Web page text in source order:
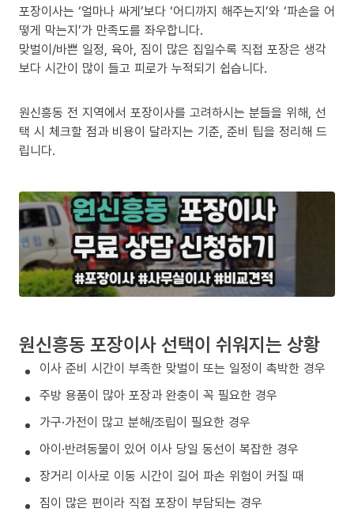
포장이사는 ‘얼마나 싸게’보다 ‘어디까지 해주는지’와 ‘파손을 어
떻게 막는지’가 만족도를 좌우합니다.
맞벌이/바쁜 일정, 육아, 짐이 많은 집일수록 직접 포장은 생각
보다 시간이 많이 들고 피로가 누적되기 쉽습니다.
원신흥동 전 지역에서 포장이사를 고려하시는 분들을 위해, 선
택 시 체크할 점과 비용이 달라지는 기준, 준비 팁을 정리해 드
립니다.
원신흥동 포장이사 선택이 쉬워지는 상황
이사 준비 시간이 부족한 맞벌이 또는 일정이 촉박한 경우
주방 용품이 많아 포장과 완충이 꼭 필요한 경우
가구·가전이 많고 분해/조립이 필요한 경우
아이·반려동물이 있어 이사 당일 동선이 복잡한 경우
장거리 이사로 이동 시간이 길어 파손 위험이 커질 때
짐이 많은 편이라 직접 포장이 부담되는 경우